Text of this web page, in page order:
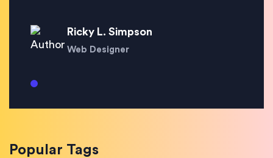
Ricky L. Simpson
Web Designer
Popular Tags